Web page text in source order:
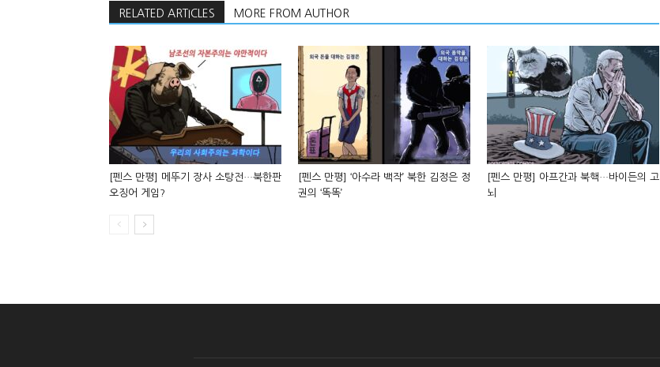
RELATED ARTICLES MORE FROM AUTHOR
[펜스 만평] 메뚜기 장사 소탕전…북한판
오징어 게임?
[펜스 만평] ‘아수라 백작’ 북한 김정은 정
권의 ‘똑똑’
[펜스 만평] 아프간과 북핵…바이든의 고
뇌